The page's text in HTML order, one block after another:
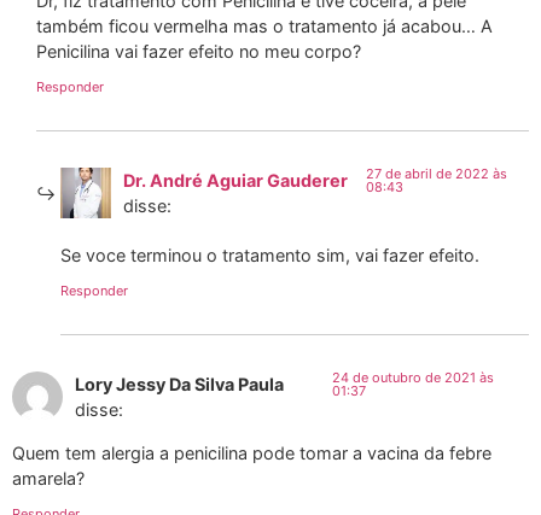
também ficou vermelha mas o tratamento já acabou… A
Penicilina vai fazer efeito no meu corpo?
Responder
Dr. André Aguiar Gauderer
disse:
27 de abril de 2022 às
08:43
Se voce terminou o tratamento sim, vai fazer efeito.
Responder
Lory Jessy Da Silva Paula
disse:
24 de outubro de 2021 às
01:37
Quem tem alergia a penicilina pode tomar a vacina da febre
amarela?